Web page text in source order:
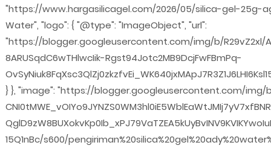
"https://www.hargasilicagel.com/2026/05/silica-gel-25g-
Water", "logo": { "@type": "ImageObject", "url":
"https://blogger.googleusercontent.com/img/b/R29vZ2xl/
8ARUSqdC6wTHlwcIik-Rgst94Jotc2MB9DcjFwFBmPq-
} }, "image": "https://blogger.googleusercontent.com/img/
15Q1nBc/s600/